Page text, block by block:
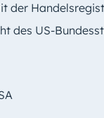
der
des US-